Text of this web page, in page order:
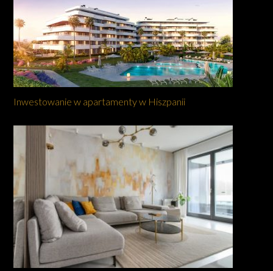
Inwestowanie w apartamenty w Hiszpanii